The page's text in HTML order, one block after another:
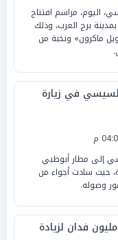
اليوم، مراسم افتتاح
برج العرب، وذلك
ماكرون» ونخبة من
في زيارة
إلى مطار أبوظبي
حيث سادت أجواء من
وصوله.
استكمال.. استصلاح 4.5 مليون فدان لزيادة